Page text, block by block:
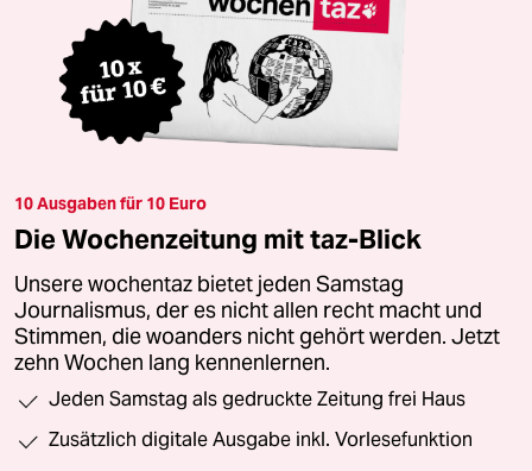
10 Ausgaben für 10 Euro
Die Wochenzeitung mit taz-Blick
Unsere wochentaz bietet jeden Samstag
Journalismus, der es nicht allen recht macht und
Stimmen, die woanders nicht gehört werden. Jetzt
zehn Wochen lang kennenlernen.
Jeden Samstag als gedruckte Zeitung frei Haus
Zusätzlich digitale Ausgabe inkl. Vorlesefunktion